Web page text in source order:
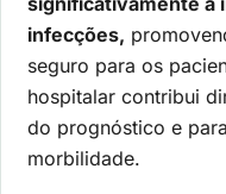
infecções,
seguro para os
hospitalar contribui
do prognóstico e
morbilidade.